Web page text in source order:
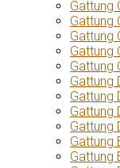
Gattung
Gattung
Gattung
Gattung
Gattung
Gattung
Gattung
Gattung
Gattung
Gattung
Gattung